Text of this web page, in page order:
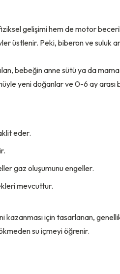
gelişimi hem de motor
üstlenir. Peki, biberon ve
bebeğin anne sütü ya da
yeni doğanlar ve 0-6 ay arası
eder.
gaz oluşumunu engeller.
mevcuttur.
kazanması için tasarlanan,
su içmeyi öğrenir.